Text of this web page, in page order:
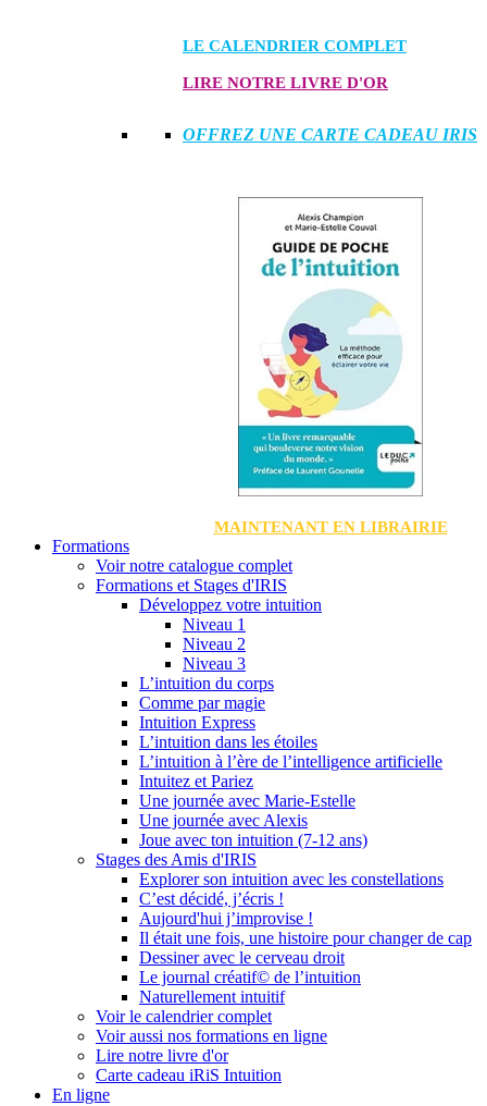
LE CALENDRIER COMPLET
LIRE NOTRE LIVRE D'OR
OFFREZ UNE CARTE CADEAU IRIS
MAINTENANT EN LIBRAIRIE
Formations
Voir notre catalogue complet
Formations et Stages d'IRIS
Développez votre intuition
Niveau 1
Niveau 2
Niveau 3
L’intuition du corps
Comme par magie
Intuition Express
L’intuition dans les étoiles
L’intuition à l’ère de l’intelligence artificielle
Intuitez et Pariez
Une journée avec Marie-Estelle
Une journée avec Alexis
Joue avec ton intuition (7-12 ans)
Stages des Amis d'IRIS
Explorer son intuition avec les constellations
C’est décidé, j’écris !
Aujourd'hui j’improvise !
Il était une fois, une histoire pour changer de cap
Dessiner avec le cerveau droit
Le journal créatif© de l’intuition
Naturellement intuitif
Voir le calendrier complet
Voir aussi nos formations en ligne
Lire notre livre d'or
Carte cadeau iRiS Intuition
En ligne